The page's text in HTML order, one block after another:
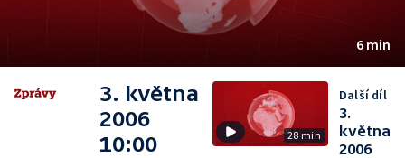
6 min
3. května
2006
10:00
28 min
Další díl
3.
května
2006